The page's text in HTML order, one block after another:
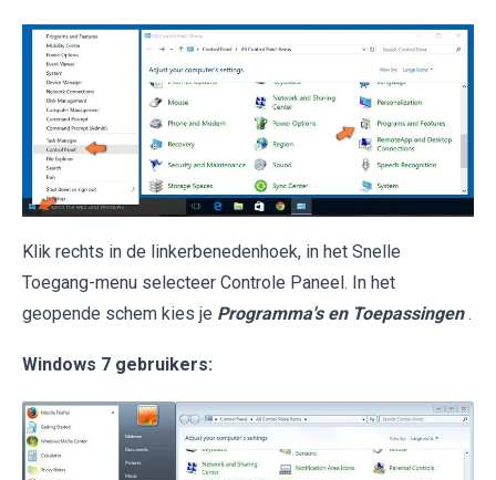
Klik rechts in de linkerbenedenhoek, in het Snelle
Toegang-menu selecteer Controle Paneel. In het
geopende schem kies je Programma's en Toepassingen .
Windows 7 gebruikers: